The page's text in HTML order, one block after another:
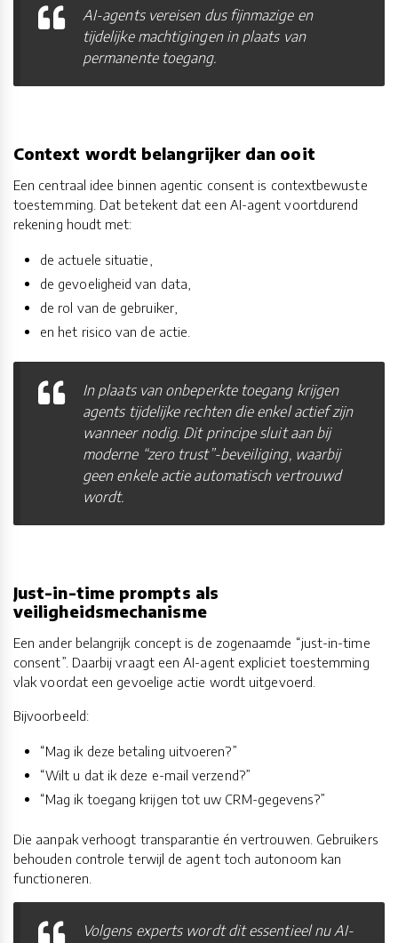
AI-agents vereisen dus fijnmazige en
tijdelijke machtigingen in plaats van
permanente toegang.
Context wordt belangrijker dan ooit
Een centraal idee binnen agentic consent is contextbewuste
toestemming. Dat betekent dat een AI-agent voortdurend
rekening houdt met:
de actuele situatie,
de gevoeligheid van data,
de rol van de gebruiker,
en het risico van de actie.
In plaats van onbeperkte toegang krijgen
agents tijdelijke rechten die enkel actief zijn
wanneer nodig. Dit principe sluit aan bij
moderne “zero trust”-beveiliging, waarbij
geen enkele actie automatisch vertrouwd
wordt.
Just-in-time prompts als
veiligheidsmechanisme
Een ander belangrijk concept is de zogenaamde “just-in-time
consent”. Daarbij vraagt een AI-agent expliciet toestemming
vlak voordat een gevoelige actie wordt uitgevoerd.
Bijvoorbeeld:
“Mag ik deze betaling uitvoeren?”
“Wilt u dat ik deze e-mail verzend?”
“Mag ik toegang krijgen tot uw CRM-gegevens?”
Die aanpak verhoogt transparantie én vertrouwen. Gebruikers
behouden controle terwijl de agent toch autonoom kan
functioneren.
Volgens experts wordt dit essentieel nu AI-